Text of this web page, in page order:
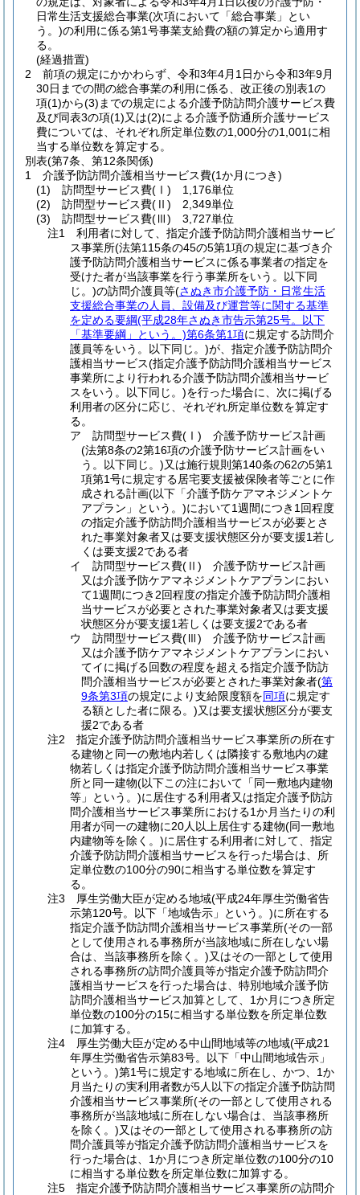
日常生活支援総合事業(次項において「総合事業」とい
う。)の利用に係る第1号事業支給費の額の算定から適用す
る。
(経過措置)
2
前項の規定にかかわらず、令和3年4月1日から令和3年9月
30日までの間の総合事業の利用に係る、改正後の別表1の
項(1)から(3) までの規定による介護予防訪問介護サービス費
及び同表3の項(1)又は(2)による介護予防通所介護サービス
費については、それぞれ所定単位数の1,000分の1,001に相
当する単位数を算定する。
別表(第7条、第12条関係)
1 介護予防訪問介護相当サービス費(1か月につき)
(1) 訪問型サービス費(Ⅰ) 1,176単位
(2) 訪問型サービス費(Ⅱ) 2,349単位
(3) 訪問型サービス費(Ⅲ) 3,727単位
注1 利用者に対して、指定介護予防訪問介護相当サービ
ス事業所(法第115条の45の5第1項の規定に基づき介
護予防訪問介護相当サービスに係る事業者の指定を
受けた者が当該事業を行う事業所をいう。以下同
じ。)の訪問介護員等(さぬき市介護予防・日常生活
支援総合事業の人員、設備及び運営等に関する基準
を定める要綱(平成28年さぬき市告示第25号。以下
「基準要綱」という。)第6条第1項に規定する訪問介
護員等をいう。以下同じ。)が、指定介護予防訪問介
護相当サービス(指定介護予防訪問介護相当サービス
事業所により行われる介護予防訪問介護相当サービ
スをいう。以下同じ。)を行った場合に、次に掲げる
利用者の区分に応じ、それぞれ所定単位数を算定す
る。
ア 訪問型サービス費(Ⅰ) 介護予防サービス計画
(法第8条の2第16項の介護予防サービス計画をい
う。以下同じ。)又は施行規則第140条の62の5第1
項第1号に規定する居宅要支援被保険者等ごとに作
成される計画(以下「介護予防ケアマネジメントケ
アプラン」という。)において1週間につき1回程度
の指定介護予防訪問介護相当サービスが必要とさ
れた事業対象者又は要支援状態区分が要支援1若し
くは要支援2である者
イ 訪問型サービス費(Ⅱ) 介護予防サービス計画
又は介護予防ケアマネジメントケアプランにおい
て1週間につき2回程度の指定介護予防訪問介護相
当サービスが必要とされた事業対象者又は要支援
状態区分が要支援1若しくは要支援2である者
ウ 訪問型サービス費(Ⅲ) 介護予防サービス計画
又は介護予防ケアマネジメントケアプランにおい
てイに掲げる回数の程度を超える指定介護予防訪
問介護相当サービスが必要とされた事業対象者(第
9条第3項の規定により支給限度額を同項に規定す
る額とした者に限る。)又は要支援状態区分が要支
援2である者
注2 指定介護予防訪問介護相当サービス事業所の所在す
る建物と同一の敷地内若しくは隣接する敷地内の建
物若しくは指定介護予防訪問介護相当サービス事業
所と同一建物(以下この注において「同一敷地内建物
等」という。)に居住する利用者又は指定介護予防訪
問介護相当サービス事業所における1か月当たりの利
用者が同一の建物に20人以上居住する建物(同一敷地
内建物等を除く。)に居住する利用者に対して、指定
介護予防訪問介護相当サービスを行った場合は、所
定単位数の100分の90に相当する単位数を算定す
る。
注3 厚生労働大臣が定める地域(平成24年厚生労働省告
示第120号。以下「地域告示」という。)に所在する
指定介護予防訪問介護相当サービス事業所(その一部
として使用される事務所が当該地域に所在しない場
合は、当該事務所を除く。)又はその一部として使用
される事務所の訪問介護員等が指定介護予防訪問介
護相当サービスを行った場合は、特別地域介護予防
訪問介護相当サービス加算として、1か月につき所定
単位数の100分の15に相当する単位数を所定単位数
に加算する。
注4 厚生労働大臣が定める中山間地域等の地域(平成21
年厚生労働省告示第83号。以下「中山間地域告示」
という。)第1号に規定する地域に所在し、かつ、1か
月当たりの実利用者数が5人以下の指定介護予防訪問
介護相当サービス事業所(その一部として使用される
事務所が当該地域に所在しない場合は、当該事務所
を除く。)又はその一部として使用される事務所の訪
問介護員等が指定介護予防訪問介護相当サービスを
行った場合は、1か月につき所定単位数の100分の10
に相当する単位数を所定単位数に加算する。
注5 指定介護予防訪問介護相当サービス事業所の訪問介